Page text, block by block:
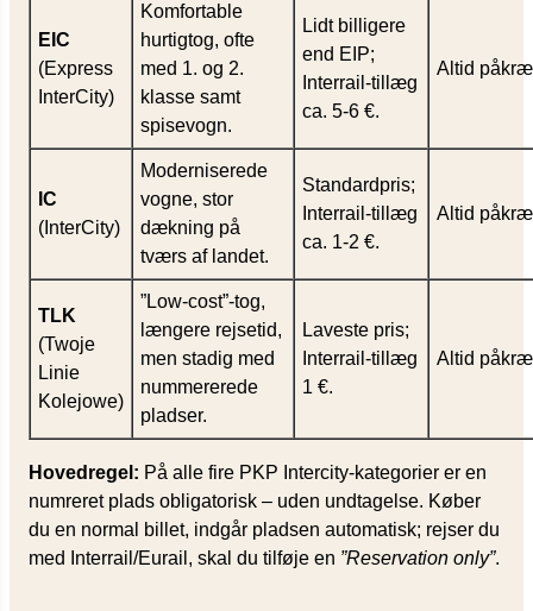
EIC
(Express
InterCity)
Komfortable
hurtigtog, ofte
med 1. og 2.
klasse samt
spisevogn.
Lidt billigere
end EIP;
Interrail-tillæg
ca. 5-6 €.
Altid
IC
(InterCity)
Moderniserede
vogne, stor
dækning på
tværs af landet.
Standardpris;
Interrail-tillæg
ca. 1-2 €.
Altid
TLK
(Twoje
Linie
Kolejowe)
”Low-cost”-tog,
længere rejsetid,
men stadig med
nummererede
pladser.
Laveste pris;
Interrail-tillæg
1 €.
Altid
Hovedregel: På alle fire PKP Intercity-kategorier er en
numreret plads obligatorisk – uden undtagelse. Køber
du en normal billet, indgår pladsen automatisk; rejser du
med Interrail/Eurail, skal du tilføje en ”Reservation only”.